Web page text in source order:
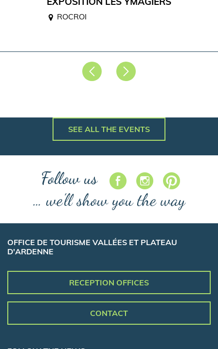
Précédent
ROCROI
Suivant
SEE ALL THE EVENTS
Follow us
… we’ll show you the way
OFFICE DE TOURISME VALLÉES ET PLATEAU
D'ARDENNE
RECEPTION OFFICES
CONTACT